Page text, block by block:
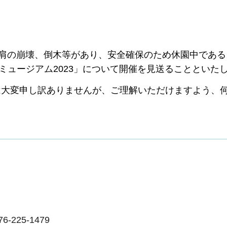
崩壊、倒木等があり、安全確保のため休園中であ
ュージアム2023」について開催を見送ることといた
申し訳ありませんが、ご理解いただけますよう、
225-1479